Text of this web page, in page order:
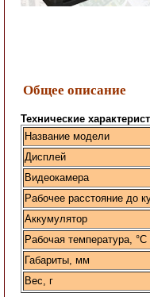
Общее описание
Технические
Название модели
Дисплей
Видеокамера
Рабочее расстояние до
Аккумулятор
Рабочая температура, °С
Габариты, мм
Вес,